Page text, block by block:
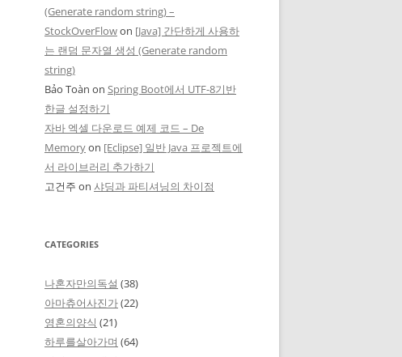
(Generate random string) –
StockOverFlowon [Java] 간단하게 사용하
는 랜덤 문자열 생성 (Generate random
string)
Bảo Toàn on Spring Boot에서 UTF-8기반
한글 설정하기
자바 엑셀 다운로드 예제 코드 – De
Memoryon [Eclipse] 일반 Java 프로젝트에
서 라이브러리 추가하기
고건주 on 샤딩과 파티셔닝의 차이점
CATEGORIES
나혼자만의독설 (38)
아마츄어사진가(22)
영혼의양식 (21)
하루를살아가며 (64)